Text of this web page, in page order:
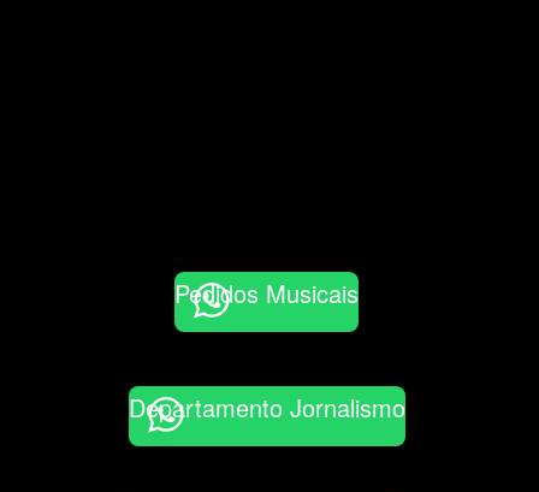
Pedidos Musicais
Departamento Jornalismo